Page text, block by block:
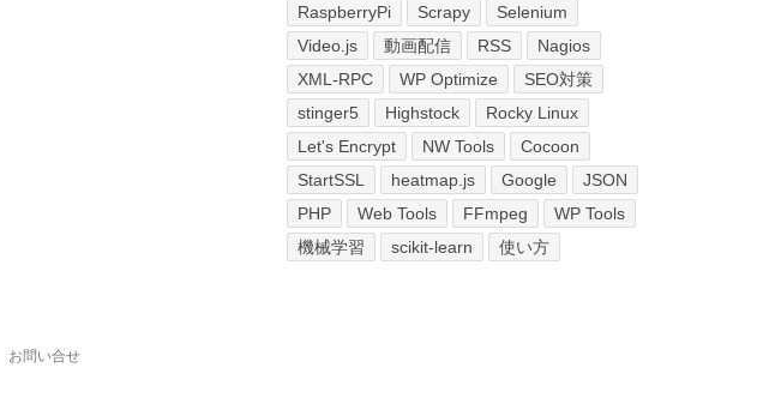
RaspberryPi
Scrapy
Selenium
Video.js
動画配信 RSS
Nagios
XML-RPC
WP Optimize
SEO対策
stinger5
Highstock
Rocky Linux
Let's Encrypt
NW Tools
Cocoon
StartSSL
heatmap.js Google
JSON
PHP
Web Tools FFmpeg
WP Tools
機械学習
scikit-learn 使い方
お問い合せ